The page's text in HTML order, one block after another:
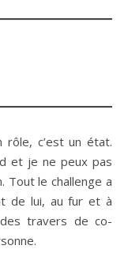
rôle, c’est un état.
et je ne peux pas
Tout le challenge a
de lui, au fur et à
travers de co-